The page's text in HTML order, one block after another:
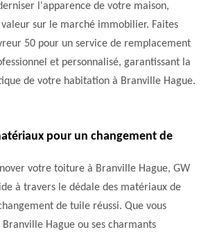
l'apparence de votre maison,
sur le marché immobilier. Faites
50 pour un service de remplacement
et personnalisé, garantissant la
de votre habitation à Branville Hague.
pour un changement de
votre toiture à Branville Hague, GW
à travers le dédale des matériaux de
de tuile réussi. Que vous
Hague ou ses charmants